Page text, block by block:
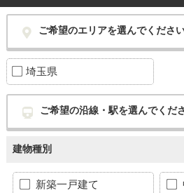
ご希望のエリアを選んでくださ
埼玉県
ご希望の沿線・駅を選んでくだ
建物種別
新築一戸建て